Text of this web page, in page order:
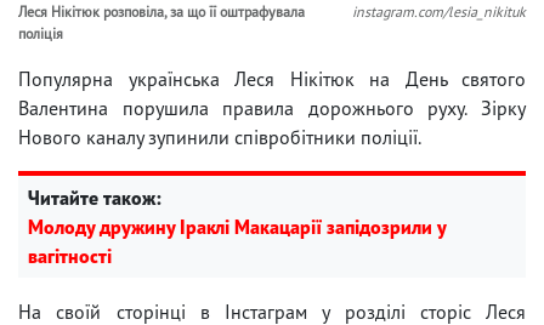
Леся Нікітюк розповіла, за що її оштрафувала
поліція
instagram.com/lesia_nikituk
Популярна українська Леся Нікітюк на День святого
Валентина порушила правила дорожнього руху. Зірку
Нового каналу зупинили співробітники поліції.
Читайте також:
Молоду дружину Іраклі Макацарії запідозрили у
вагітності
На своїй сторінці в Інстаграм у розділі сторіс Леся